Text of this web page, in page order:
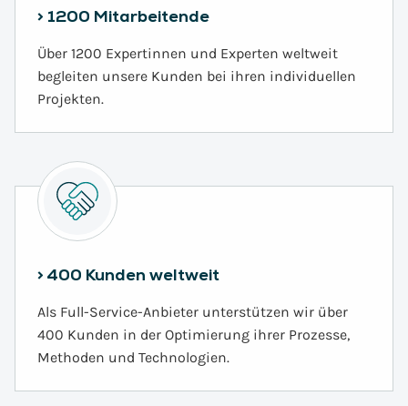
> 1200 Mitarbeitende
Über 1200 Expertinnen und Experten weltweit
begleiten unsere Kunden bei ihren individuellen
Projekten.
> 400 Kunden weltweit
Als Full-Service-Anbieter unterstützen wir über
400 Kunden in der Optimierung ihrer Prozesse,
Methoden und Technologien.